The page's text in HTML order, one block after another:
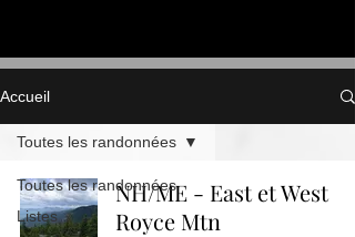
Accueil
Toutes les randonnées
Listes
Toutes les randonnées
NH/ME - East et West
Royce Mtn